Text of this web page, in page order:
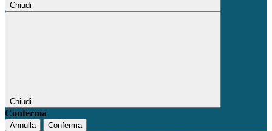
Chiudi
Chiudi
Conferma
Annulla Conferma